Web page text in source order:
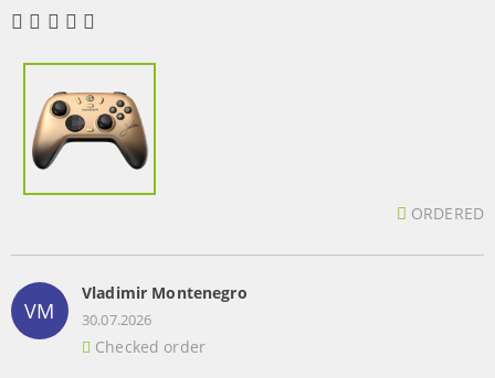
ORDERED
VM
Vladimir Montenegro
30.07.2026
Checked order